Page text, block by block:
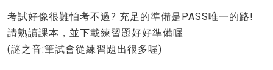
考試好像很難怕考不過? 充足的準備是PASS唯一的路!
請熟讀課本，並下載練習題好好準備喔
(謎之音:筆試會從練習題出很多喔)